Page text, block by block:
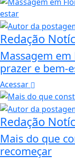
Redação
Massagem
prazer e bem-
Acessar
Redação
Mais do que
recomeçar